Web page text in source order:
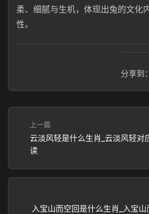
柔、细腻与生机，体现出兔的文化
性。
分享到：
上一篇
云淡风轻是什么生肖_云淡风轻对
读
入宝山而空回是什么生肖_入宝